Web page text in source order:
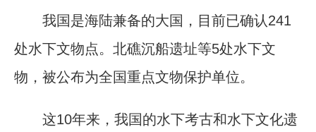
我国是海陆兼备的大国，目前已确认241
处水下文物点。北礁沉船遗址等5处水下文
物，被公布为全国重点文物保护单位。
这10年来，我国的水下考古和水下文化遗